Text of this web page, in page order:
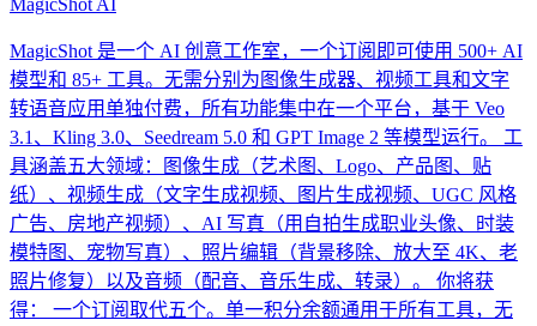
MagicShot 是一个 AI 创意工作室，一个订阅即可使用 500+ AI
模型和 85+ 工具。无需分别为图像生成器、视频工具和文字
转语音应用单独付费，所有功能集中在一个平台，基于 Veo
3.1、Kling 3.0、Seedream 5.0 和 GPT Image 2 等模型运行。 工
具涵盖五大领域：图像生成（艺术图、Logo、产品图、贴
纸）、视频生成（文字生成视频、图片生成视频、UGC 风格
广告、房地产视频）、AI 写真（用自拍生成职业头像、时装
模特图、宠物写真）、照片编辑（背景移除、放大至 4K、老
照片修复）以及音频（配音、音乐生成、转录）。 你将获
得： 一个订阅取代五个。单一积分余额通用于所有工具，无